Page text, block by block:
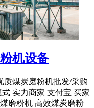
机设备
质煤炭磨粉机批发/采购
实力商家 支付宝 买家
磨粉机 高效煤炭磨粉